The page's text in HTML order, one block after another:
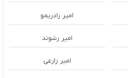
امیر رادریمو
امیر رشوند
امیر زارعی